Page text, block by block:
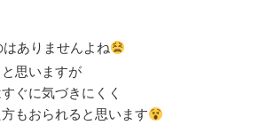
ありませんよね
思いますが
ぐに気づきにくく
もおられると思います